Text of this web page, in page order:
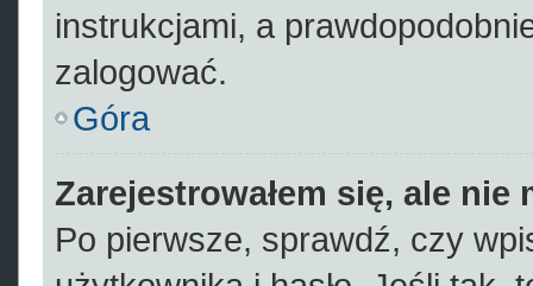
instrukcjami, a
zalogować.
Góra
Zarejestrowałem się, ale
Po pierwsze, sprawdź, czy